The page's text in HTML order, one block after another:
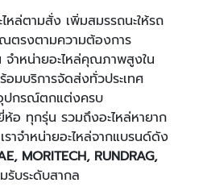
หล่ตามสั่ง เพิ่มสมรรถนะให้รถ
ตรงตามความต้องการ
จำหน่ายอะไหล่คุณภาพสูงใน
มบริการจัดส่งทั่วประเทศ
ปกรณ์ตกแต่งครบ
อ ทุกรุ่น รวมถึงอะไหล่หายาก
าจำหน่ายอะไหล่จากแบรนด์ดัง
MORITECH, RUNDRAG,
รับระดับสากล